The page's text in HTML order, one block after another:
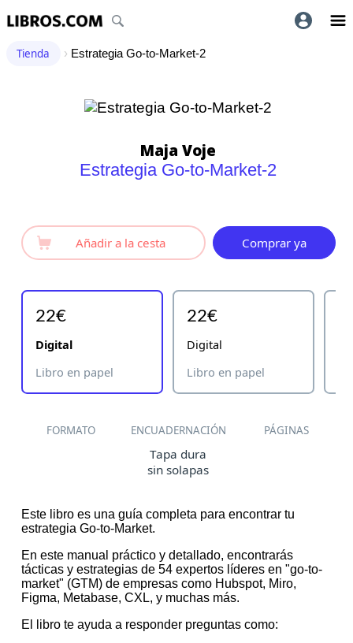
Tienda › Estrategia Go-to-Market-2
Maja Voje
Estrategia Go-to-Market-2
Añadir a la cesta Comprar ya
22€
Digital
Libro en papel
22€
Digital
Libro en papel
FORMATO ENCUADERNACIÓN PÁGINAS
Tapa dura
sin solapas
Este libro es una guía completa para encontrar tu
estrategia Go-to-Market.
En este manual práctico y detallado, encontrarás
tácticas y estrategias de 54 expertos líderes en "go-to-
market" (GTM) de empresas como Hubspot, Miro,
Figma, Metabase, CXL, y muchas más.
El libro te ayuda a responder preguntas como: